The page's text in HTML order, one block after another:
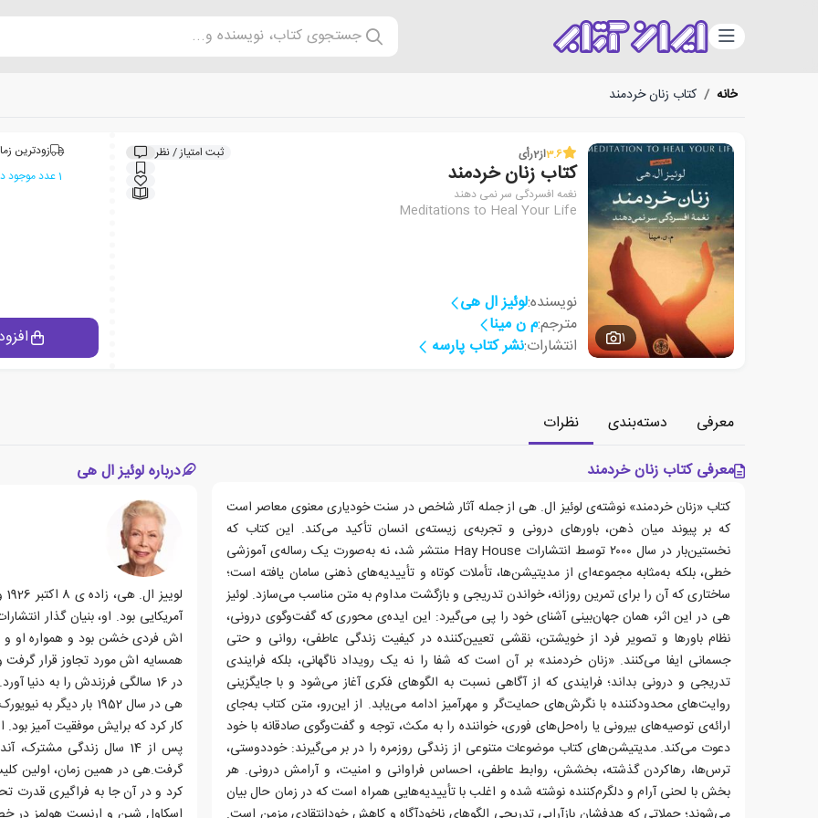
دسته‌بندی جستجوی کتاب، نویسنده و...
خانه / کتاب زنان خردمند
1
3.6از2رأی ثبت امتیاز / نظر
کتاب زنان خردمند
نغمه افسردگی سر نمی دهند
Meditations to Heal Your Life
نویسنده:لوئیز ال هی
مترجم:م ن مینا
انتشارات:نشر کتاب پارسه
زودترین
1 عدد موجود در انبار ایران کتاب
معرفی دسته‌بندی
نظرات
معرفی کتاب زنان خردمند
کتاب «زنان خردمند» نوشته‌ی لوئیز ال. هی از جمله آثار شاخص در سنت خودیاری معنوی معاصر است
که بر پیوند میان ذهن، باورهای درونی و تجربه‌ی زیسته‌ی انسان تأکید می‌کند. این کتاب که
نخستین‌بار در سال ۲۰۰۰ توسط انتشارات Hay House منتشر شد، نه به‌صورت یک رساله‌ی آموزشی
خطی، بلکه به‌مثابه مجموعه‌ای از مدیتیشن‌ها، تأملات کوتاه و تأییدیه‌های ذهنی سامان یافته است؛
ساختاری که آن را برای تمرین روزانه، خواندن تدریجی و بازگشت مداوم به متن مناسب می‌سازد. لوئیز
هی در این اثر، همان جهان‌بینی آشنای خود را پی می‌گیرد: این ایده‌ی محوری که گفت‌وگوی درونی،
نظام باورها و تصویر فرد از خویشتن، نقشی تعیین‌کننده در کیفیت زندگی عاطفی، روانی و حتی
جسمانی ایفا می‌کنند. «زنان خردمند» بر آن است که شفا را نه یک رویداد ناگهانی، بلکه فرایندی
تدریجی و درونی بداند؛ فرایندی که از آگاهی نسبت به الگوهای فکری آغاز می‌شود و با جایگزینی
روایت‌های محدودکننده با نگرش‌های حمایت‌گر و مهرآمیز ادامه می‌یابد. از این‌رو، متن کتاب به‌جای
ارائه‌ی توصیه‌های بیرونی یا راه‌حل‌های فوری، خواننده را به مکث، توجه و گفت‌وگوی صادقانه با خود
دعوت می‌کند. مدیتیشن‌های کتاب موضوعات متنوعی از زندگی روزمره را در بر می‌گیرند: خوددوستی،
ترس‌ها، رهاکردن گذشته، بخشش، روابط عاطفی، احساس فراوانی و امنیت، و آرامش درونی. هر
بخش با لحنی آرام و دلگرم‌کننده نوشته شده و اغلب با تأییدیه‌هایی همراه است که در زمان حال بیان
درباره لوئیز ال هی
آمریکایی بود. او، بنیان گذار
در 16 سالگی فرزندش را به
هی در سال 1952 بار
پس از 14 سال زندگی
گرفت.هی در همین زمان، اولین
کرد و در آن جا به فراگیری قدرت